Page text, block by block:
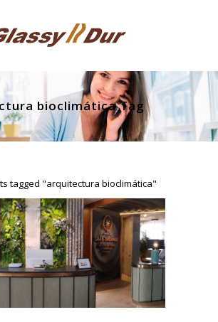
bioclimática Tag
tagged "arquitectura bioclimática"